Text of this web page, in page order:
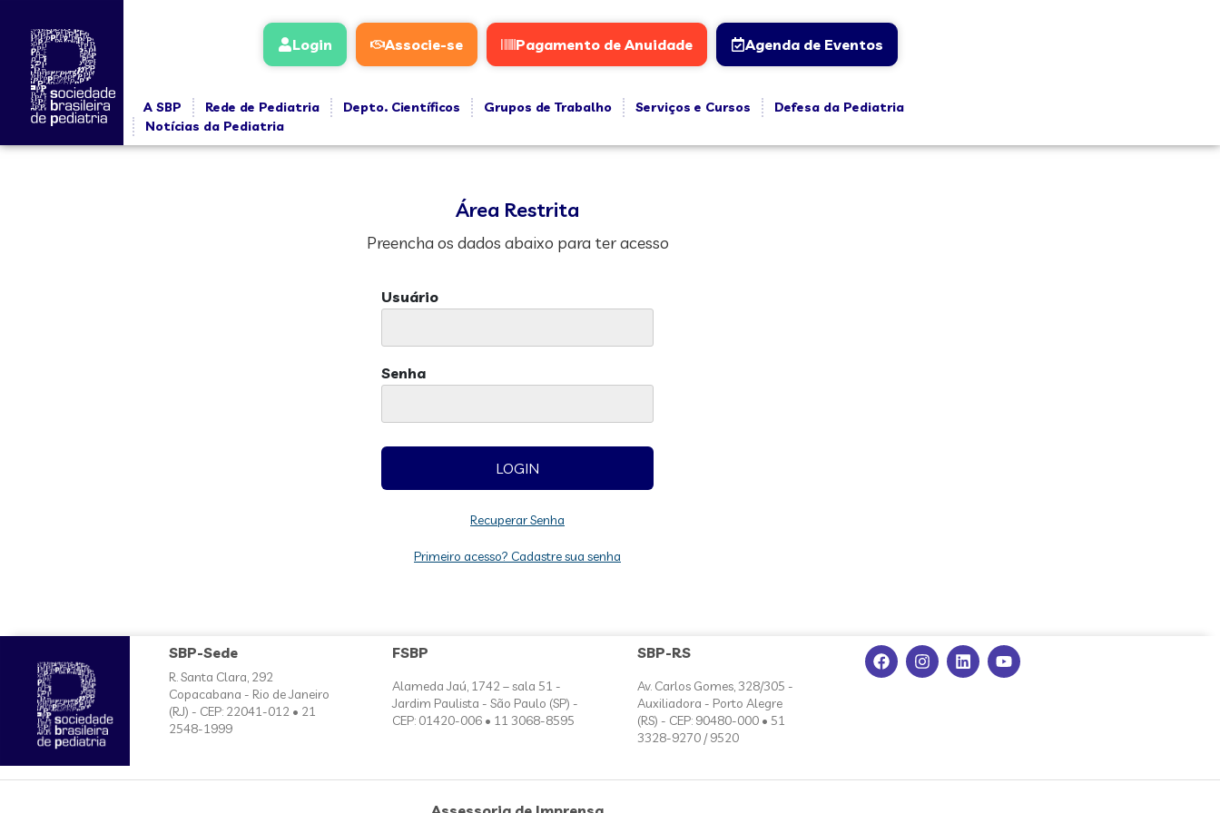
Login Associe-se Pagamento de Anuidade Agenda de Eventos
A SBP Rede de Pediatria Depto. Científicos Grupos de Trabalho Serviços e Cursos
Defesa da Pediatria
Notícias da Pediatria
Área Restrita
Preencha os dados abaixo para ter acesso
Usuário
Senha
Recuperar Senha
Primeiro acesso? Cadastre sua senha
SBP-Sede
R. Santa Clara, 292
Copacabana - Rio de Janeiro
(RJ) - CEP: 22041-012 • 21
2548-1999
FSBP
Alameda Jaú, 1742 – sala 51 -
Jardim Paulista - São Paulo (SP) -
CEP: 01420-006 • 11 3068-8595
SBP-RS
Av. Carlos Gomes, 328/305 -
Auxiliadora - Porto Alegre
(RS) - CEP: 90480-000 • 51
3328-9270 / 9520